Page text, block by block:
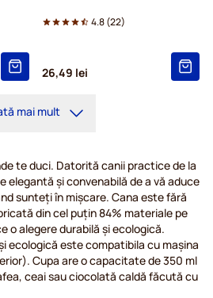
4.8(22)
26,49 lei
mai mult
te duci. Datorită canii practice de la
elegantă și convenabilă de a vă aduce
sunteți în mișcare. Cana este fără
din cel puțin 84% materiale pe
o alegere durabilă și ecologică.
ecologică este compatibila cu mașina
Cupa are o capacitate de 350 ml
ceai sau ciocolată caldă făcută cu